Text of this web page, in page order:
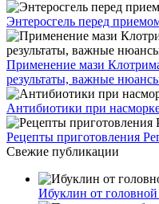
Энтеросгель перед
Применение мази
результаты, важные
Антибиотики при
Рецепты приготовления
Свежие публикации
Ибуклин от